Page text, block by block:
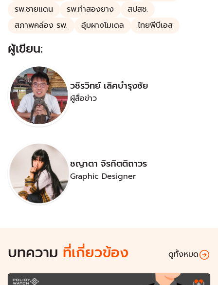
รพ.ชายแดน
รพ.ท่าสองยาง
สปสช.
สภาพคล่อง รพ.
อุ้มผางโมเดล ไทยพีบีเอส
ผู้เขียน:
วชิรวิทย์ เลิศบำรุงชัย
ผู้สื่อข่าว
ชญาดา จิรกิตติถาวร
Graphic Designer
บทความ ที่เกี่ยวข้อง ดูทั้งหมด